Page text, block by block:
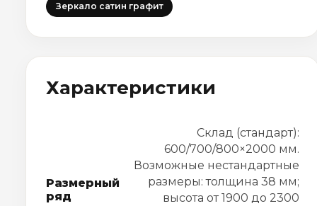
Зеркало сатин графит
Характеристики
Размерный
ряд
Склад (стандарт):
600/700/800×2000 мм.
Возможные нестандартные
размеры: толщина 38 мм;
высота от 1900 до 2300